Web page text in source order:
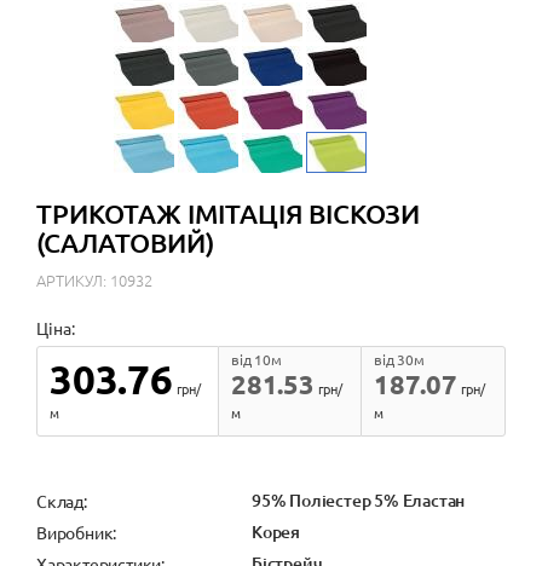
ТРИКОТАЖ ІМІТАЦІЯ ВІСКОЗИ
(САЛАТОВИЙ)
АРТИКУЛ: 10932
Ціна:
303.76 грн/
м
281.53
від 10м
грн/
м
187.07
від 30м
грн/
м
Cклад: 95% Поліестер 5% Еластан
Виробник: Корея